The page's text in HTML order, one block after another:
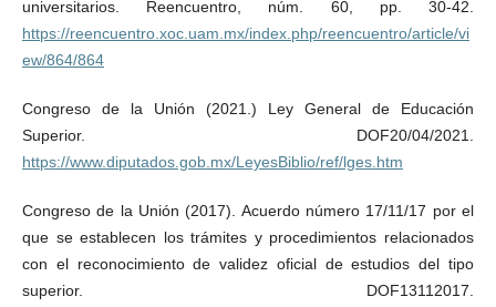
universitarios. Reencuentro, núm. 60, pp. 30-42.
https://reencuentro.xoc.uam.mx/index.php/reencuentro/article/vi
ew/864/864
Congreso de la Unión (2021.) Ley General de Educación
Superior. DOF20/04/2021.
https://www.diputados.gob.mx/LeyesBiblio/ref/lges.htm
Congreso de la Unión (2017). Acuerdo número 17/11/17 por el
que se establecen los trámites y procedimientos relacionados
con el reconocimiento de validez oficial de estudios del tipo
superior. DOF13112017.